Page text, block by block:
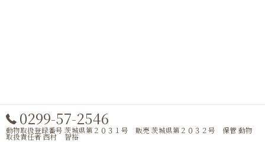
0299-57-2546
動物取扱登録番号 茨城県第２０３１号 販売 茨城県第２０３２号 保管 動物
取扱責任者 西村 智裕